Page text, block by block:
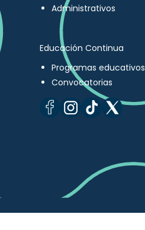
Administrativos
Educación Continua
Programas educativos
Convocatorias